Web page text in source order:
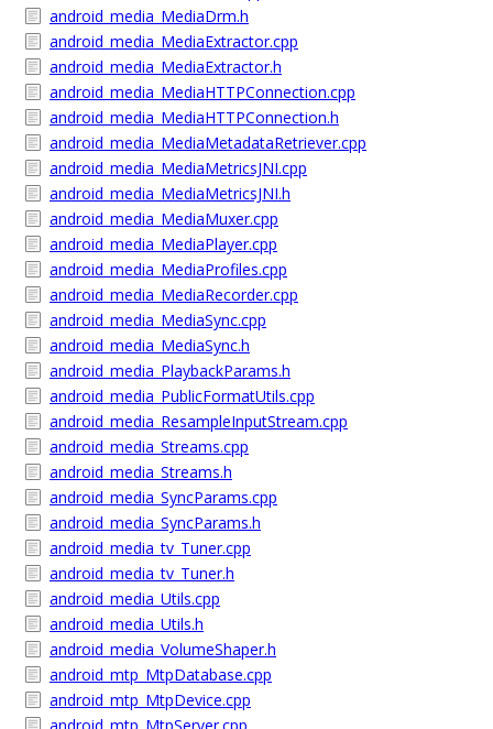
android_media_MediaDrm.h
android_media_MediaExtractor.cpp
android_media_MediaExtractor.h
android_media_MediaHTTPConnection.cpp
android_media_MediaHTTPConnection.h
android_media_MediaMetadataRetriever.cpp
android_media_MediaMetricsJNI.cpp
android_media_MediaMetricsJNI.h
android_media_MediaMuxer.cpp
android_media_MediaPlayer.cpp
android_media_MediaProfiles.cpp
android_media_MediaRecorder.cpp
android_media_MediaSync.cpp
android_media_MediaSync.h
android_media_PlaybackParams.h
android_media_PublicFormatUtils.cpp
android_media_ResampleInputStream.cpp
android_media_Streams.cpp
android_media_Streams.h
android_media_SyncParams.cpp
android_media_SyncParams.h
android_media_tv_Tuner.cpp
android_media_tv_Tuner.h
android_media_Utils.cpp
android_media_Utils.h
android_media_VolumeShaper.h
android_mtp_MtpDatabase.cpp
android_mtp_MtpDevice.cpp